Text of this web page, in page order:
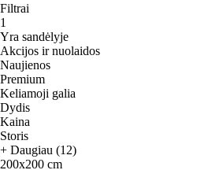
Filtrai
1
Yra sandėlyje
Akcijos ir nuolaidos
Naujienos
Premium
Keliamoji galia
Dydis
Kaina
Storis
+ Daugiau (12)
200x200 cm